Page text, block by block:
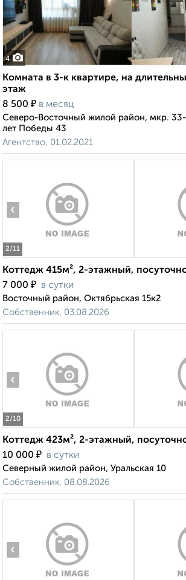
4
Комната в 3-к квартире, на
этаж
8 500 ₽ в месяц
Северо-Восточный жилой район, мкр.
лет Победы 43
Агентство, 01.02.2021
2/11
‹
Коттедж 415м², 2-этажный,
7 000 ₽ в сутки
Восточный район, Октябрьская 15к2
Собственник, 03.08.2026
2/10
‹
Коттедж 423м², 2-этажный,
10 000 ₽ в сутки
Северный жилой район, Уральская 10
Собственник, 08.08.2026
‹